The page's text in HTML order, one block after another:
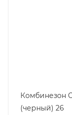
Комбинезон
(черный) 26